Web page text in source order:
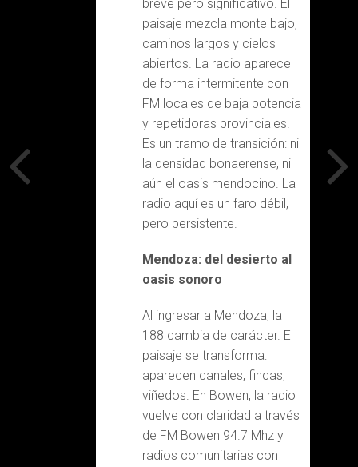
breve pero significativo. El
paisaje mezcla monte bajo,
caminos largos y cielos
abiertos. La radio aparece
de forma intermitente con
FM locales de baja potencia
y repetidoras provinciales.
Es un tramo de transición: ni
la densidad bonaerense, ni
aún el oasis mendocino. La
radio aquí es un faro débil,
pero persistente.
Mendoza: del desierto al
oasis sonoro
Al ingresar a Mendoza, la
188 cambia de carácter. El
paisaje se transforma:
aparecen canales, fincas,
viñedos. En Bowen, la radio
vuelve con claridad a través
de FM Bowen 94.7 Mhz y
radios comunitarias con